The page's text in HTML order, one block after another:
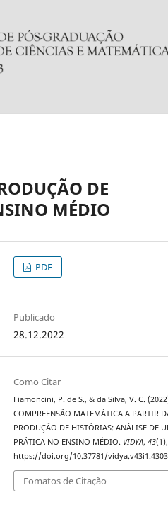
DE
MÉDIO
PDF
Publicado
28.12.2022
Como Citar
Fiamoncini, P. de S., & da Silva, V. C.
COMPREENSÃO MATEMÁTICA A PARTIR
PRODUÇÃO DE HISTÓRIAS: ANÁLISE DE
PRÁTICA NO ENSINO MÉDIO. VIDYA,43
https://doi.org/10.37781/vidya.v43i1.4303
Fomatos de Citação